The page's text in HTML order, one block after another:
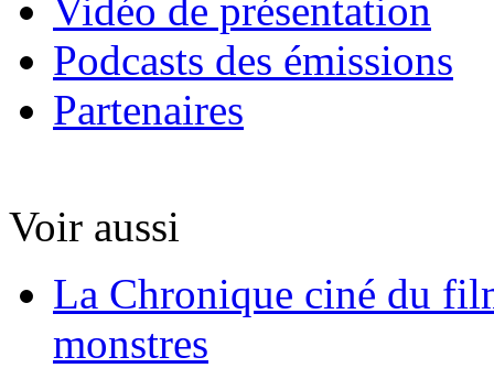
Vidéo de présentation
Podcasts des émissions
Partenaires
Voir aussi
La Chronique ciné du
monstres